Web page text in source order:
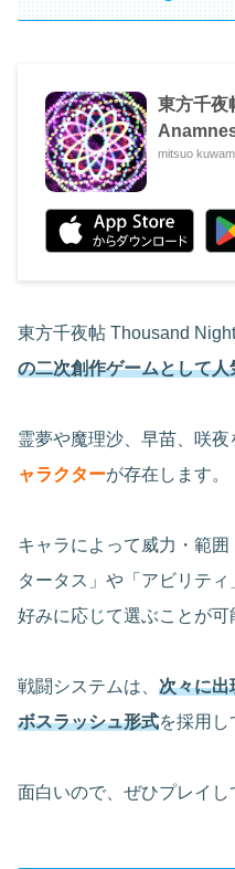
東方千
mitsuo
東方千夜帖 Thousand
の二次創作ゲームとして
霊夢や魔理沙、早苗、咲夜
ャラクターが存在します。
キャラによって威力・範
タータス」や「アビリテ
好みに応じて選ぶことが可
戦闘システムは、 次々に出
ボスラッシュ形式を採用し
面白いので、ぜひプレイし